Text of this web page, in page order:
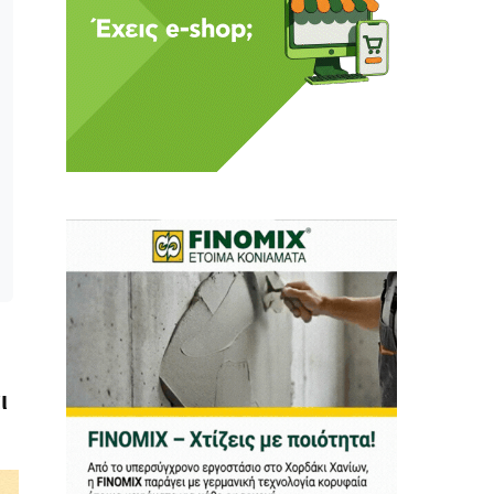
κι εμείς
εμάς. Αφορά κάτι
πούμε ή τι να
έχουν την
δυνατότητα.
ελεύθερη
δώστε μας τη δύναμη